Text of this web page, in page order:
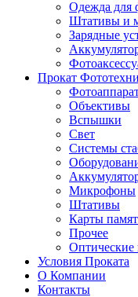
Одежда для
Штативы и
Зарядные
Прокат
Объективы
Вспышки
Свет
Системы
Микрофоны
Штативы
Карты
Прочее
Условия Проката
О Компании
Контакты